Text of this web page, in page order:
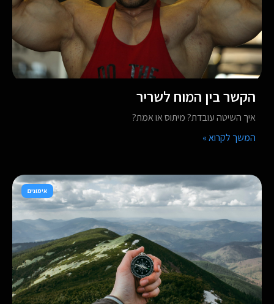
הקשר בין המוח לשריר
איך השיטה עובדת? מיתוס או אמת?
המשך לקרוא »
אימונים